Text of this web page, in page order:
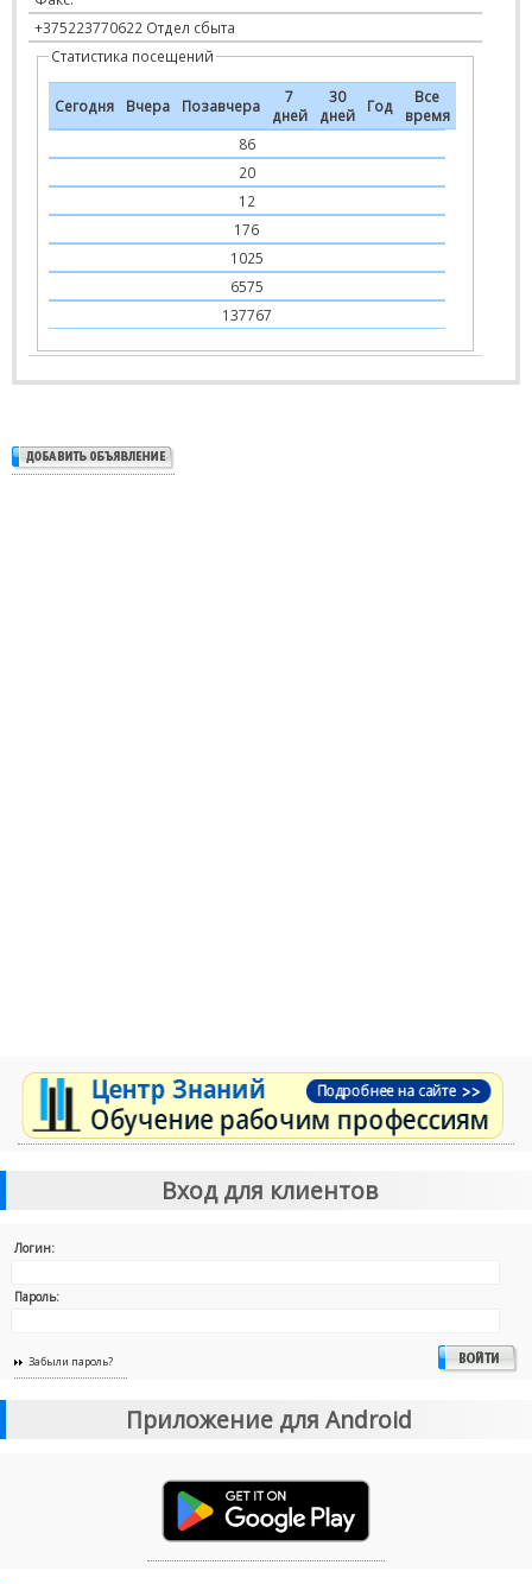
+375223770622 Отдел сбыта
Статистика посещений
Сегодня Вчера Позавчера
7
дней
30
дней
Год
Все
время
86
20
12
176
1025
6575
137767
Вход для клиентов
Логин:
Пароль:
Забыли пароль?
Приложение для Android